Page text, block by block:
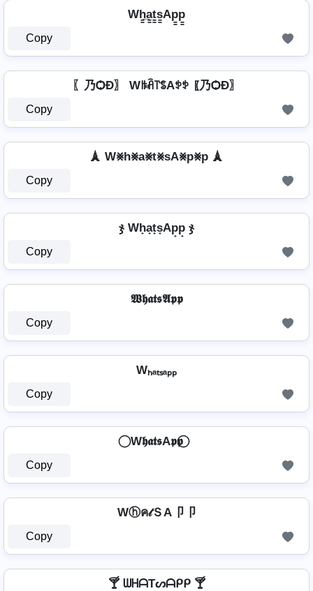
Wh̳̲a̳t̳s̳Ap̳p̳
Copy
〖乃ѺÐ〗 Wꑛꋫ꓅ꌚAꉣꉣ 〖乃ѺÐ〗
Copy
🗼 W⨳h⨳a⨳t⨳sA⨳p⨳p 🗼
Copy
ჯ Wh̟a̟t̟s̟Ap̟p̟ ჯ
Copy
𝖂𝖍𝖆𝖙𝖘𝕬𝖕𝖕
Copy
Wₕₐₜₛₐₚₚ
Copy
⃝ W𝖍𝖆𝖙𝖘A𝖕𝖕 ⃝
Copy
Wⓗค𝓉ＳA卩卩
Copy
🍸 ᗯᕼᗩTᔕᗩᑭᑭ 🍸